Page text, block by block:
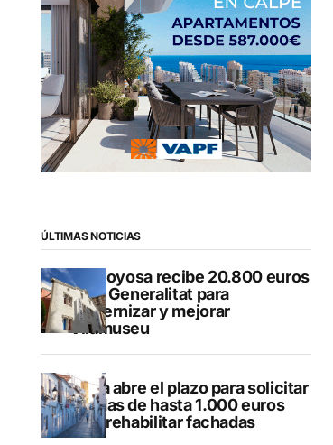
ÚLTIMAS NOTICIAS
Villajoyosa recibe 20.800 euros
de la Generalitat para
modernizar y mejorar
Vilamuseu
Altea abre el plazo para solicitar
ayudas de hasta 1.000 euros
para rehabilitar fachadas